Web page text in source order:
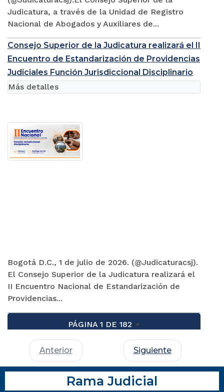
Judicatura, a través de la Unidad de Registro
Nacional de Abogados y Auxiliares de...
Consejo Superior de la Judicatura realizará el II
Encuentro de Estandarización de Providencias
Judiciales Función Jurisdiccional Disciplinario
Bogotá D.C., 1 de julio de 2026. (@Judicaturacsj).
El Consejo Superior de la Judicatura realizará el
II Encuentro Nacional de Estandarización de
Providencias...
Más detalles
PÁGINA 1 DE 182
Anterior Siguiente
Rama Judicial